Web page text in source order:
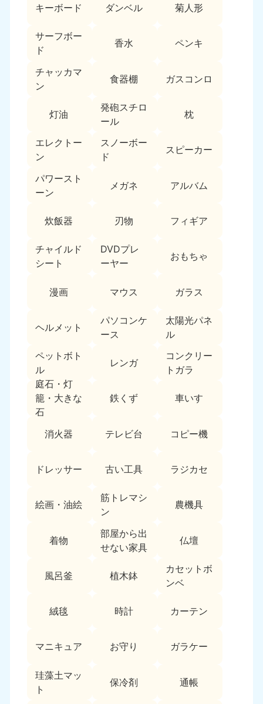
キーボード ダンベル 菊人形
サーフボー
ド
香水 ペンキ
チャッカマ
ン
食器棚 ガスコンロ
灯油
発砲スチロ
ール
枕
エレクトー
ン
スノーボー
ド
スピーカー
パワースト
ーン
メガネ アルバム
炊飯器 刃物 フィギア
チャイルド
シート
DVDプレ
ーヤー
おもちゃ
漫画 マウス ガラス
ヘルメット
パソコンケ
ース
太陽光パネ
ル
ペットボト
ル
レンガ
コンクリー
トガラ
庭石・灯
籠・大きな
石
鉄くず 車いす
消火器 テレビ台 コピー機
ドレッサー 古い工具 ラジカセ
絵画・油絵
筋トレマシ
ン
農機具
着物
部屋から出
せない家具
仏壇
風呂釜 植木鉢
カセットボ
ンベ
絨毯 時計 カーテン
マニキュア お守り ガラケー
珪藻土マッ
ト
保冷剤 通帳
050-1881-5262 050-1881-5257
9:00〜19:00 年中無休
大阪府
9:00〜19:00 年中無休
兵庫県
9:00〜19:00 年中無休
奈良県
050-1881-5249
9:00〜19:00 年中無休
050-1881-5254
滋賀県
9:00〜19:00 年中無休
京都府
9:00〜19:00 年中無休
050-1881-5248
中国
岡山県
050-1881-5146
9:00〜19:00 年中無休
050-1880-9900
9:00〜19:00 年中無休
広島県
050-1881-5144
9:00〜19:00 年中無休
鳥取県
050-1881-5145
9:00〜19:00 年中無休
四国
050-1880-9899
9:00〜19:00 年中無休
050-1880-9898
9:00〜19:00 年中無休
愛媛県
9:00〜19:00 年中無休
高知県
050-1880-9897
福岡県
9:00〜19:00 年中無休
佐賀県
9:00〜19:00 年中無休